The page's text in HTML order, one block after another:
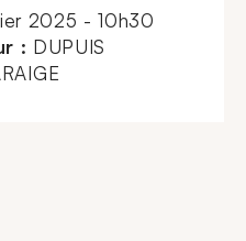
2025 - 10h30
: DUPUIS